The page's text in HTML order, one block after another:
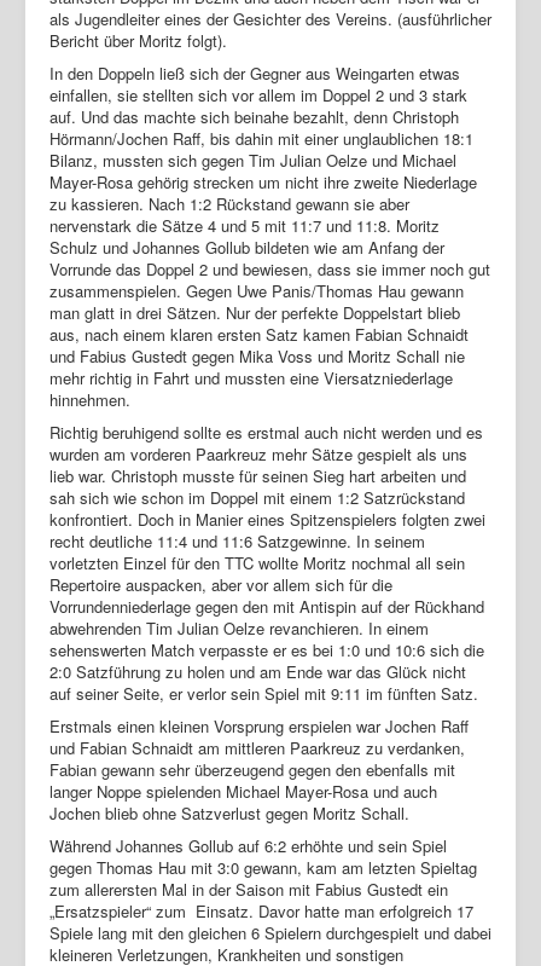
als Jugendleiter eines der Gesichter des Vereins. (ausführlicher
Bericht über Moritz folgt).
In den Doppeln ließ sich der Gegner aus Weingarten etwas
einfallen, sie stellten sich vor allem im Doppel 2 und 3 stark
auf. Und das machte sich beinahe bezahlt, denn Christoph
Hörmann/Jochen Raff, bis dahin mit einer unglaublichen 18:1
Bilanz, mussten sich gegen Tim Julian Oelze und Michael
Mayer-Rosa gehörig strecken um nicht ihre zweite Niederlage
zu kassieren. Nach 1:2 Rückstand gewann sie aber
nervenstark die Sätze 4 und 5 mit 11:7 und 11:8. Moritz
Schulz und Johannes Gollub bildeten wie am Anfang der
Vorrunde das Doppel 2 und bewiesen, dass sie immer noch gut
zusammenspielen. Gegen Uwe Panis/Thomas Hau gewann
man glatt in drei Sätzen. Nur der perfekte Doppelstart blieb
aus, nach einem klaren ersten Satz kamen Fabian Schnaidt
und Fabius Gustedt gegen Mika Voss und Moritz Schall nie
mehr richtig in Fahrt und mussten eine Viersatzniederlage
hinnehmen.
Richtig beruhigend sollte es erstmal auch nicht werden und es
wurden am vorderen Paarkreuz mehr Sätze gespielt als uns
lieb war. Christoph musste für seinen Sieg hart arbeiten und
sah sich wie schon im Doppel mit einem 1:2 Satzrückstand
konfrontiert. Doch in Manier eines Spitzenspielers folgten zwei
recht deutliche 11:4 und 11:6 Satzgewinne. In seinem
vorletzten Einzel für den TTC wollte Moritz nochmal all sein
Repertoire auspacken, aber vor allem sich für die
Vorrundenniederlage gegen den mit Antispin auf der Rückhand
abwehrenden Tim Julian Oelze revanchieren. In einem
sehenswerten Match verpasste er es bei 1:0 und 10:6 sich die
2:0 Satzführung zu holen und am Ende war das Glück nicht
auf seiner Seite, er verlor sein Spiel mit 9:11 im fünften Satz.
Erstmals einen kleinen Vorsprung erspielen war Jochen Raff
und Fabian Schnaidt am mittleren Paarkreuz zu verdanken,
Fabian gewann sehr überzeugend gegen den ebenfalls mit
langer Noppe spielenden Michael Mayer-Rosa und auch
Jochen blieb ohne Satzverlust gegen Moritz Schall.
Während Johannes Gollub auf 6:2 erhöhte und sein Spiel
gegen Thomas Hau mit 3:0 gewann, kam am letzten Spieltag
zum allerersten Mal in der Saison mit Fabius Gustedt ein
„Ersatzspieler“ zum Einsatz. Davor hatte man erfolgreich 17
Spiele lang mit den gleichen 6 Spielern durchgespielt und dabei
kleineren Verletzungen, Krankheiten und sonstigen